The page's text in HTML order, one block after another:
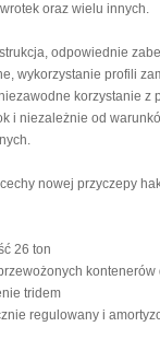
oraz wielu innych.
odpowiednie
wykorzystanie profili
korzystanie z
i niezależnie od
nowej przyczepy
26 ton
kontenerów
tridem
regulowany i